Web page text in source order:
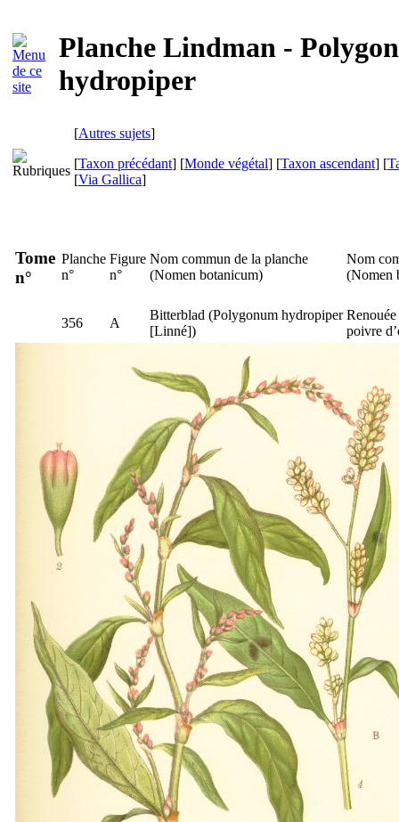
Planche Lindman -
hydropiper
[Autres sujets]
[Taxon précédant] [Monde végétal] [Taxon ascendant] [
[Via Gallica]
Tome
n°
Planche
n°
Figure
n°
Nom commun de la planche
(Nomen botanicum)
Nom
(Nomen
356 A
Bitterblad (Polygonum hydropiper
[Linné])
poivre